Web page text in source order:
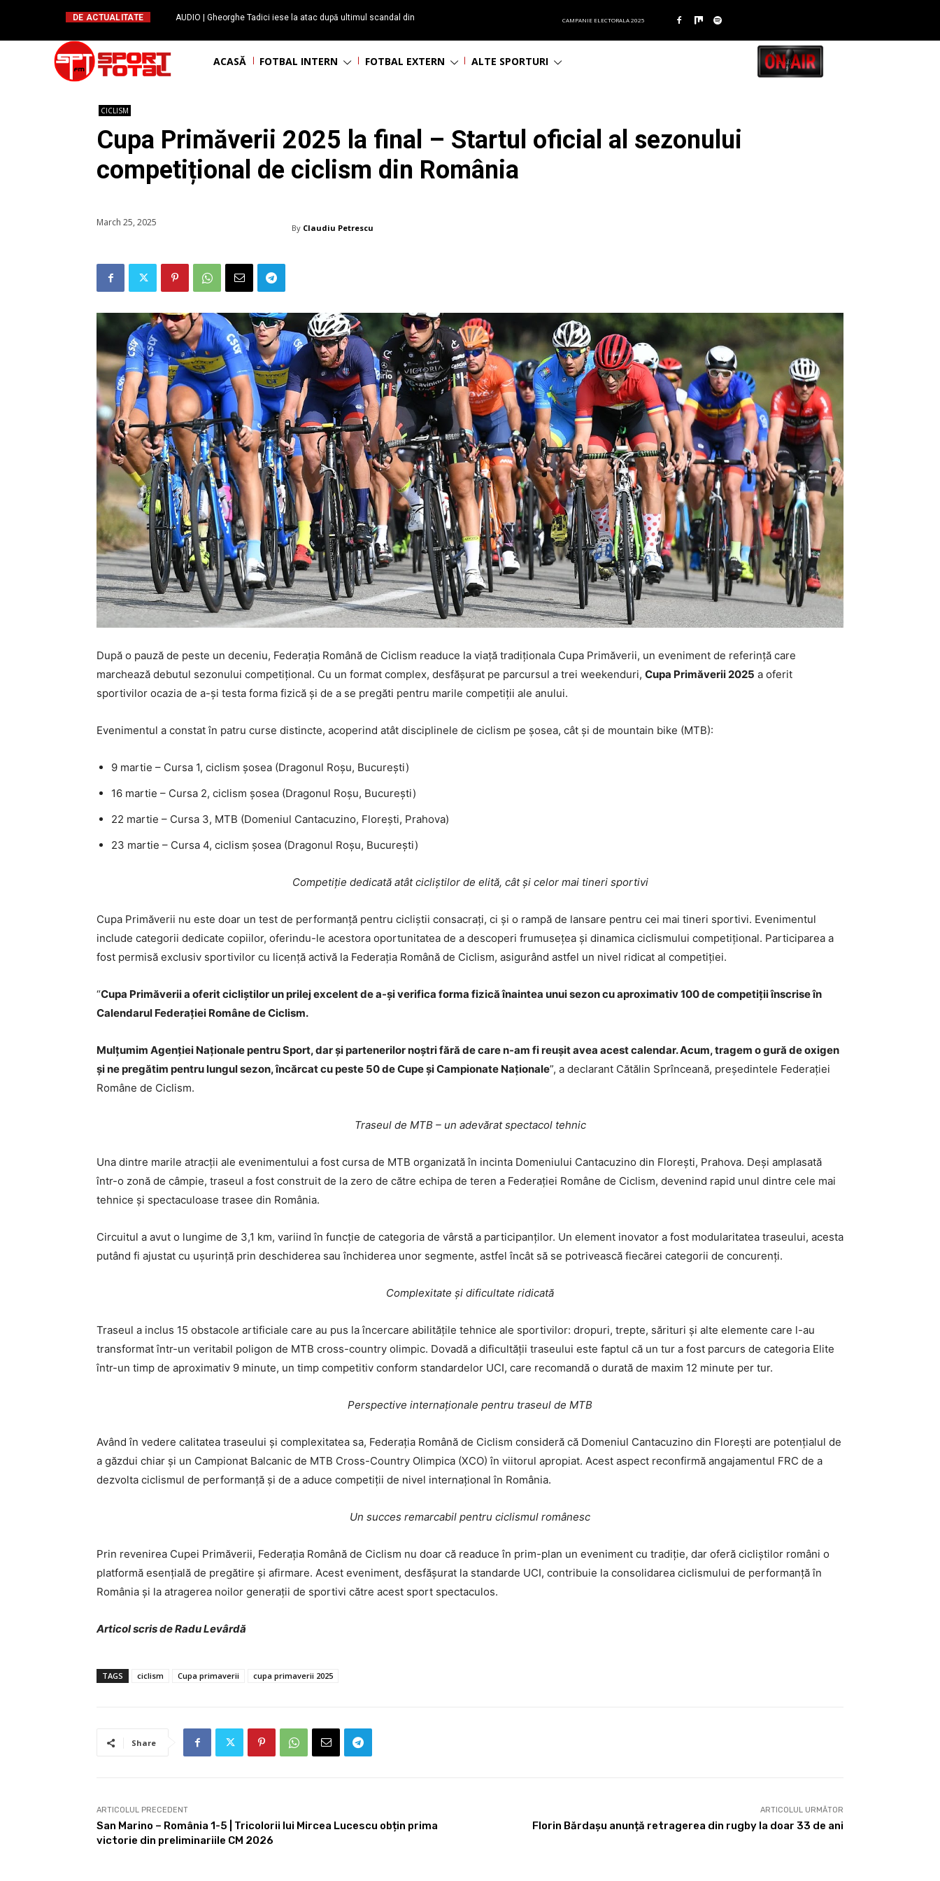
DE ACTUALITATE
AUDIO | Gheorghe Tadici iese la atac după ultimul scandal din
CAMPANIE ELECTORALA 2025
ACASĂ FOTBAL INTERN FOTBAL EXTERN ALTE SPORTURI
CICLISM
Cupa Primăverii 2025 la final – Startul oficial al sezonului
competițional de ciclism din România
March 25, 2025 By Claudiu Petrescu
După o pauză de peste un deceniu, Federația Română de Ciclism readuce la viață tradiționala Cupa Primăverii, un eveniment de referință care
marchează debutul sezonului competițional. Cu un format complex, desfășurat pe parcursul a trei weekenduri, Cupa Primăverii 2025 a oferit
sportivilor ocazia de a-și testa forma fizică și de a se pregăti pentru marile competiții ale anului.
Evenimentul a constat în patru curse distincte, acoperind atât disciplinele de ciclism pe șosea, cât și de mountain bike (MTB):
9 martie – Cursa 1, ciclism șosea (Dragonul Roșu, București)
16 martie – Cursa 2, ciclism șosea (Dragonul Roșu, București)
22 martie – Cursa 3, MTB (Domeniul Cantacuzino, Florești, Prahova)
23 martie – Cursa 4, ciclism șosea (Dragonul Roșu, București)
Competiție dedicată atât cicliștilor de elită, cât și celor mai tineri sportivi
Cupa Primăverii nu este doar un test de performanță pentru cicliștii consacrați, ci și o rampă de lansare pentru cei mai tineri sportivi. Evenimentul
include categorii dedicate copiilor, oferindu-le acestora oportunitatea de a descoperi frumusețea și dinamica ciclismului competițional. Participarea a
fost permisă exclusiv sportivilor cu licență activă la Federația Română de Ciclism, asigurând astfel un nivel ridicat al competiției.
“Cupa Primăverii a oferit cicliștilor un prilej excelent de a-și verifica forma fizică înaintea unui sezon cu aproximativ 100 de competiții înscrise în
Calendarul Federației Române de Ciclism.
Mulțumim Agenției Naționale pentru Sport, dar și partenerilor noștri fără de care n-am fi reușit avea acest calendar. Acum, tragem o gură de oxigen
și ne pregătim pentru lungul sezon, încărcat cu peste 50 de Cupe și Campionate Naționale”, a declarant Cătălin Sprînceană, președintele Federației
Române de Ciclism.
Traseul de MTB – un adevărat spectacol tehnic
Una dintre marile atracții ale evenimentului a fost cursa de MTB organizată în incinta Domeniului Cantacuzino din Florești, Prahova. Deși amplasată
într-o zonă de câmpie, traseul a fost construit de la zero de către echipa de teren a Federației Române de Ciclism, devenind rapid unul dintre cele mai
tehnice și spectaculoase trasee din România.
Circuitul a avut o lungime de 3,1 km, variind în funcție de categoria de vârstă a participanților. Un element inovator a fost modularitatea traseului, acesta
putând fi ajustat cu ușurință prin deschiderea sau închiderea unor segmente, astfel încât să se potrivească fiecărei categorii de concurenți.
Complexitate și dificultate ridicată
Traseul a inclus 15 obstacole artificiale care au pus la încercare abilitățile tehnice ale sportivilor: dropuri, trepte, sărituri și alte elemente care l-au
transformat într-un veritabil poligon de MTB cross-country olimpic. Dovadă a dificultății traseului este faptul că un tur a fost parcurs de categoria Elite
într-un timp de aproximativ 9 minute, un timp competitiv conform standardelor UCI, care recomandă o durată de maxim 12 minute per tur.
Perspective internaționale pentru traseul de MTB
Având în vedere calitatea traseului și complexitatea sa, Federația Română de Ciclism consideră că Domeniul Cantacuzino din Florești are potențialul de
a găzdui chiar și un Campionat Balcanic de MTB Cross-Country Olimpica (XCO) în viitorul apropiat. Acest aspect reconfirmă angajamentul FRC de a
dezvolta ciclismul de performanță și de a aduce competiții de nivel internațional în România.
Un succes remarcabil pentru ciclismul românesc
Prin revenirea Cupei Primăverii, Federația Română de Ciclism nu doar că readuce în prim-plan un eveniment cu tradiție, dar oferă cicliștilor români o
platformă esențială de pregătire și afirmare. Acest eveniment, desfășurat la standarde UCI, contribuie la consolidarea ciclismului de performanță în
România și la atragerea noilor generații de sportivi către acest sport spectaculos.
Articol scris de Radu Levârdă
TAGS ciclism Cupa primaverii cupa primaverii 2025
Share
ARTICOLUL PRECEDENT
San Marino – România 1-5 | Tricolorii lui Mircea Lucescu obțin prima
victorie din preliminariile CM 2026
ARTICOLUL URMĂTOR
Florin Bărdașu anunță retragerea din rugby la doar 33 de ani